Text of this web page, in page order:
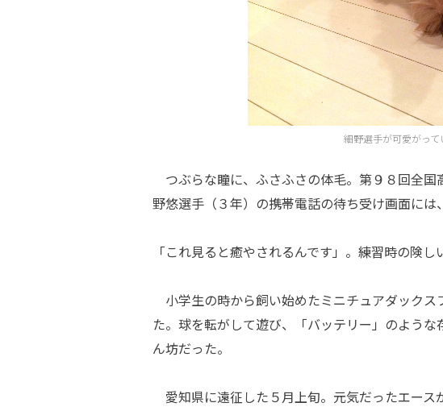
細野選手が可愛がっ
つぶらな瞳に、ふさふさの体毛。第９８回全
野悠選手（３年）の携帯電話の待ち受け画面には
「これ見ると癒やされるんです」。練習時の険
小学生の時から飼い始めたミニチュアダック
た。球を転がして遊び、「バッテリー」のよう
ん坊だった。
愛知県に遠征した５月上旬。元気だったエース